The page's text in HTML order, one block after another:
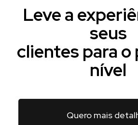
Leve a
seus
clientes para o
nível
Quero mais